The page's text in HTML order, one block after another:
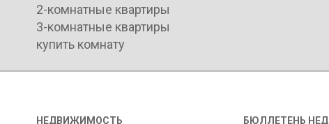
2-комнатные квартиры
3-комнатные квартиры
купить комнату
НЕДВИЖИМОСТЬ БЮЛЛЕТЕНЬ